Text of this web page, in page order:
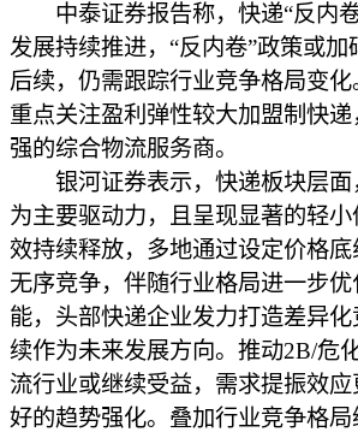
中泰证券报告称，快递“反内卷
发展持续推进，“反内卷”政策或
后续，仍需跟踪行业竞争格局变
重点关注盈利弹性较大加盟制快
强的综合物流服务商。
银河证券表示，快递板块层面
为主要驱动力，且呈现显著的轻
效持续释放，多地通过设定价格
无序竞争，伴随行业格局进一步
能，头部快递企业发力打造差异
续作为未来发展方向。推动2B/危
流行业或继续受益，需求提振效
好的趋势强化。叠加行业竞争格